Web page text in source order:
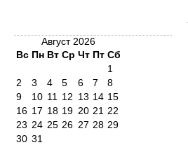
Август 2026
Вс Пн Вт Ср Чт Пт Сб
1
2
3 4 5 6 7
8
9
10 11 12 13 14 15
16 17 18 19 20 21 22
23 24 25 26 27 28 29
30 31